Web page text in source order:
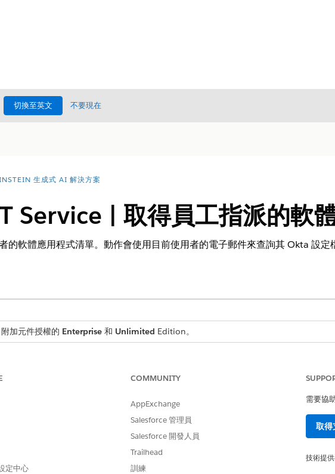
切換至英文 不要現在
生成式 AI 解決方案
Service | 取得員工指派的軟
的軟體應用程式清單。動作會使用目前使用者的電子郵件來查詢其 Okta 設定
加元件授權的 Enterprise和 Unlimited Edition。
存取權
GetAssignedSoftwareForEmployee
流程
定中心
COMMUNITY
AppExchange
Salesforce 管理員
Salesforce 開發人員
Trailhead
訓練
需要協
取得
技術提